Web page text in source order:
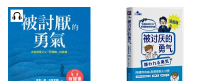
ダイヤモンド社(2)
配送方式 (可複選)